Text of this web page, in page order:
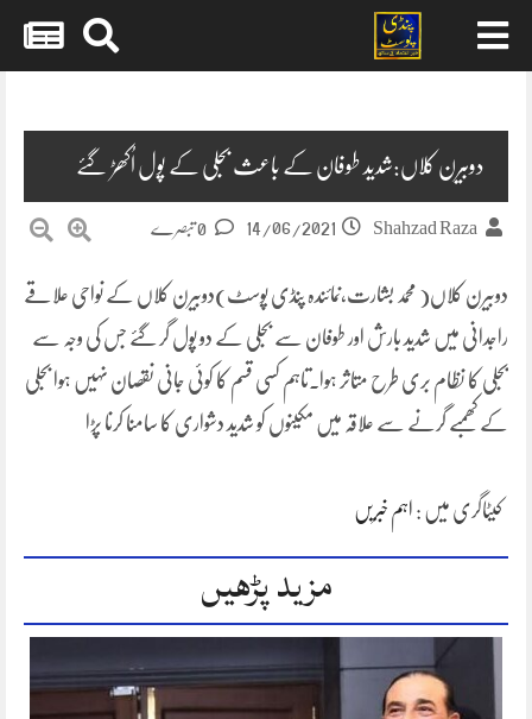
دوبیرن کلاں:شدید طوفان کے باعث بجلی کے پول اُکھڑ گئے
Shahzad Raza
14/06/2021
دوبیرن کلاں( محمد بشارت،نمائندہ پنڈی پوسٹ)دوبیرن کلاں کے نواحی علاقے
راجدانی میں شدید بارش اور طوفان سے بجلی کے دو پول گر گئے جس کی وجہ سے
بجلی کا نظام بری طرح متاثر ہوا۔تاہم کسی قسم کا کوئی جانی نقصان نہیں ہوا بجلی
کے کھمبے گرنے سے علاقہ میں مکینوں کو شدید دشواری کا سامنا کرنا پڑا
کیٹاگری میں : اہم خبریں
مزید پڑھیں